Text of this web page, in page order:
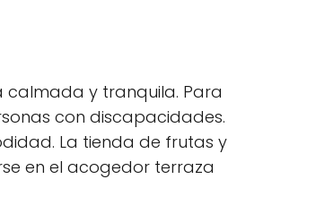
calmada y tranquila. Para
con discapacidades.
La tienda de frutas y
en el acogedor terraza